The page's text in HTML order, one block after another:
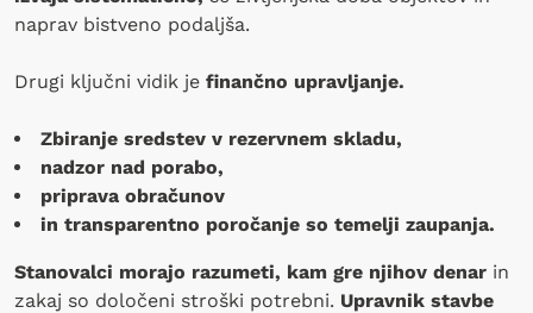
naprav bistveno podaljša.
Drugi ključni vidik je finančno upravljanje.
Zbiranje sredstev v rezervnem skladu,
nadzor nad porabo,
priprava obračunov
in transparentno poročanje so temelji zaupanja.
Stanovalci morajo razumeti, kam gre njihov denar in
zakaj so določeni stroški potrebni. Upravnik stavbe